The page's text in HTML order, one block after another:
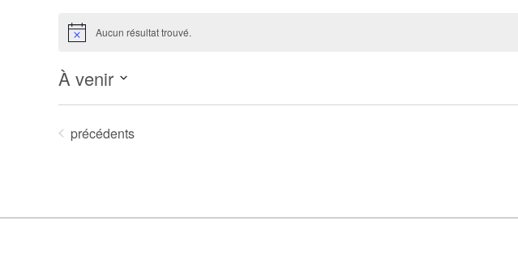
Notice Aucun résultat trouvé.
À venir
date.Évènements
précédents